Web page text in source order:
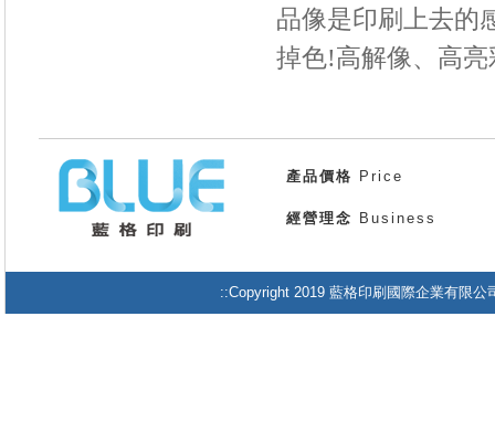
品像是印刷上去的
掉色!高解像、高
產品價格 Price
經營理念 Business
::Copyright 2019 藍格印刷國際企業有限